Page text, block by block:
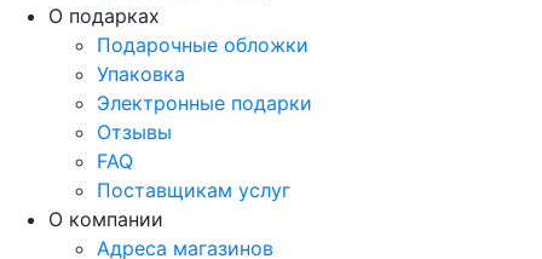
О подарках
Подарочные обложки
Упаковка
Электронные подарки
Отзывы
FAQ
Поставщикам услуг
О компании
Адреса магазинов